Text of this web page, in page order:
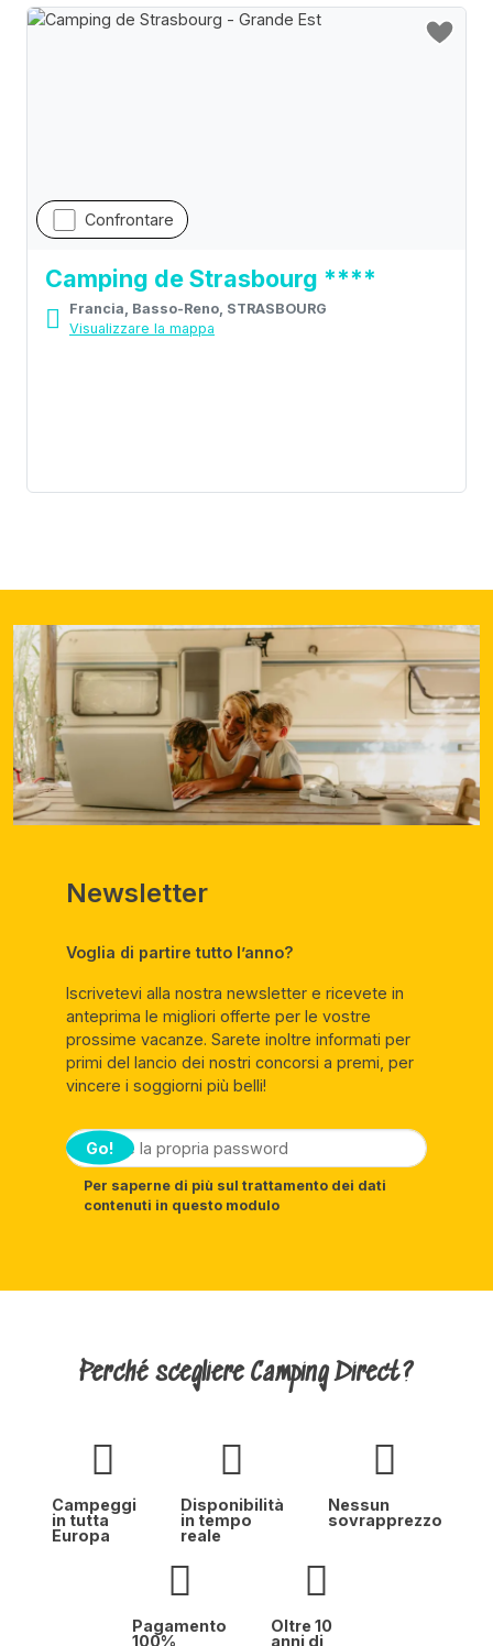
Confrontare
Camping de Strasbourg ****
Francia, Basso-Reno, STRASBOURG
Visualizzare la mappa
Newsletter
Voglia di partire tutto l’anno?
Iscrivetevi alla nostra newsletter e ricevete in
anteprima le migliori offerte per le vostre
prossime vacanze. Sarete inoltre informati per
primi del lancio dei nostri concorsi a premi, per
vincere i soggiorni più belli!
Go!
Per saperne di più sul trattamento dei dati
contenuti in questo modulo
Perché scegliere Camping Direct?
Campeggi
in tutta
Europa
Disponibilità
in tempo
reale
Nessun
sovrapprezzo
Pagamento
100%
Oltre 10
anni di